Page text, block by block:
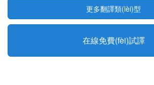
更多翻譯類(lèi)型
在線免費(fèi)試譯